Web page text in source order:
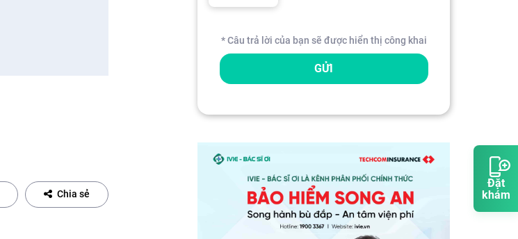
Đặt
khám
Chia sẻ
* Câu trả lời của bạn sẽ được hiển thị công khai
GỬI